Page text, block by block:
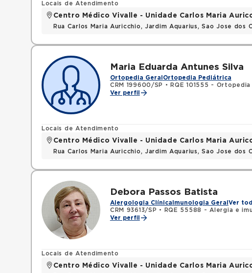
Locais de Atendimento
Centro Médico Vivalle - Unidade Carlos Maria
Rua Carlos Maria Auricchio, Jardim Aquarius, Sao Jose dos
Maria Eduarda Antunes Silva
Ortopedia Geral Ortopedia Pediátrica
CRM 199600/SP
•
RQE 101555 -
Ver perfil
Locais de Atendimento
Centro Médico Vivalle - Unidade Carlos Maria
Rua Carlos Maria Auricchio, Jardim Aquarius, Sao Jose dos
Debora Passos Batista
Alergologia Clínica Imunologia Geral Ver
CRM 93613/SP • RQE 55588 - Alergia e
Ver perfil
Locais de Atendimento
Centro Médico Vivalle - Unidade Carlos Maria